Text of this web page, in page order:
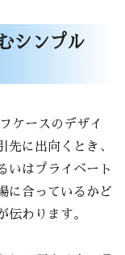
た印象
め方
の選び方
シンプル
ケースのデザイ
先に出向くとき、
いはプライベート
に合っているかど
伝わります。